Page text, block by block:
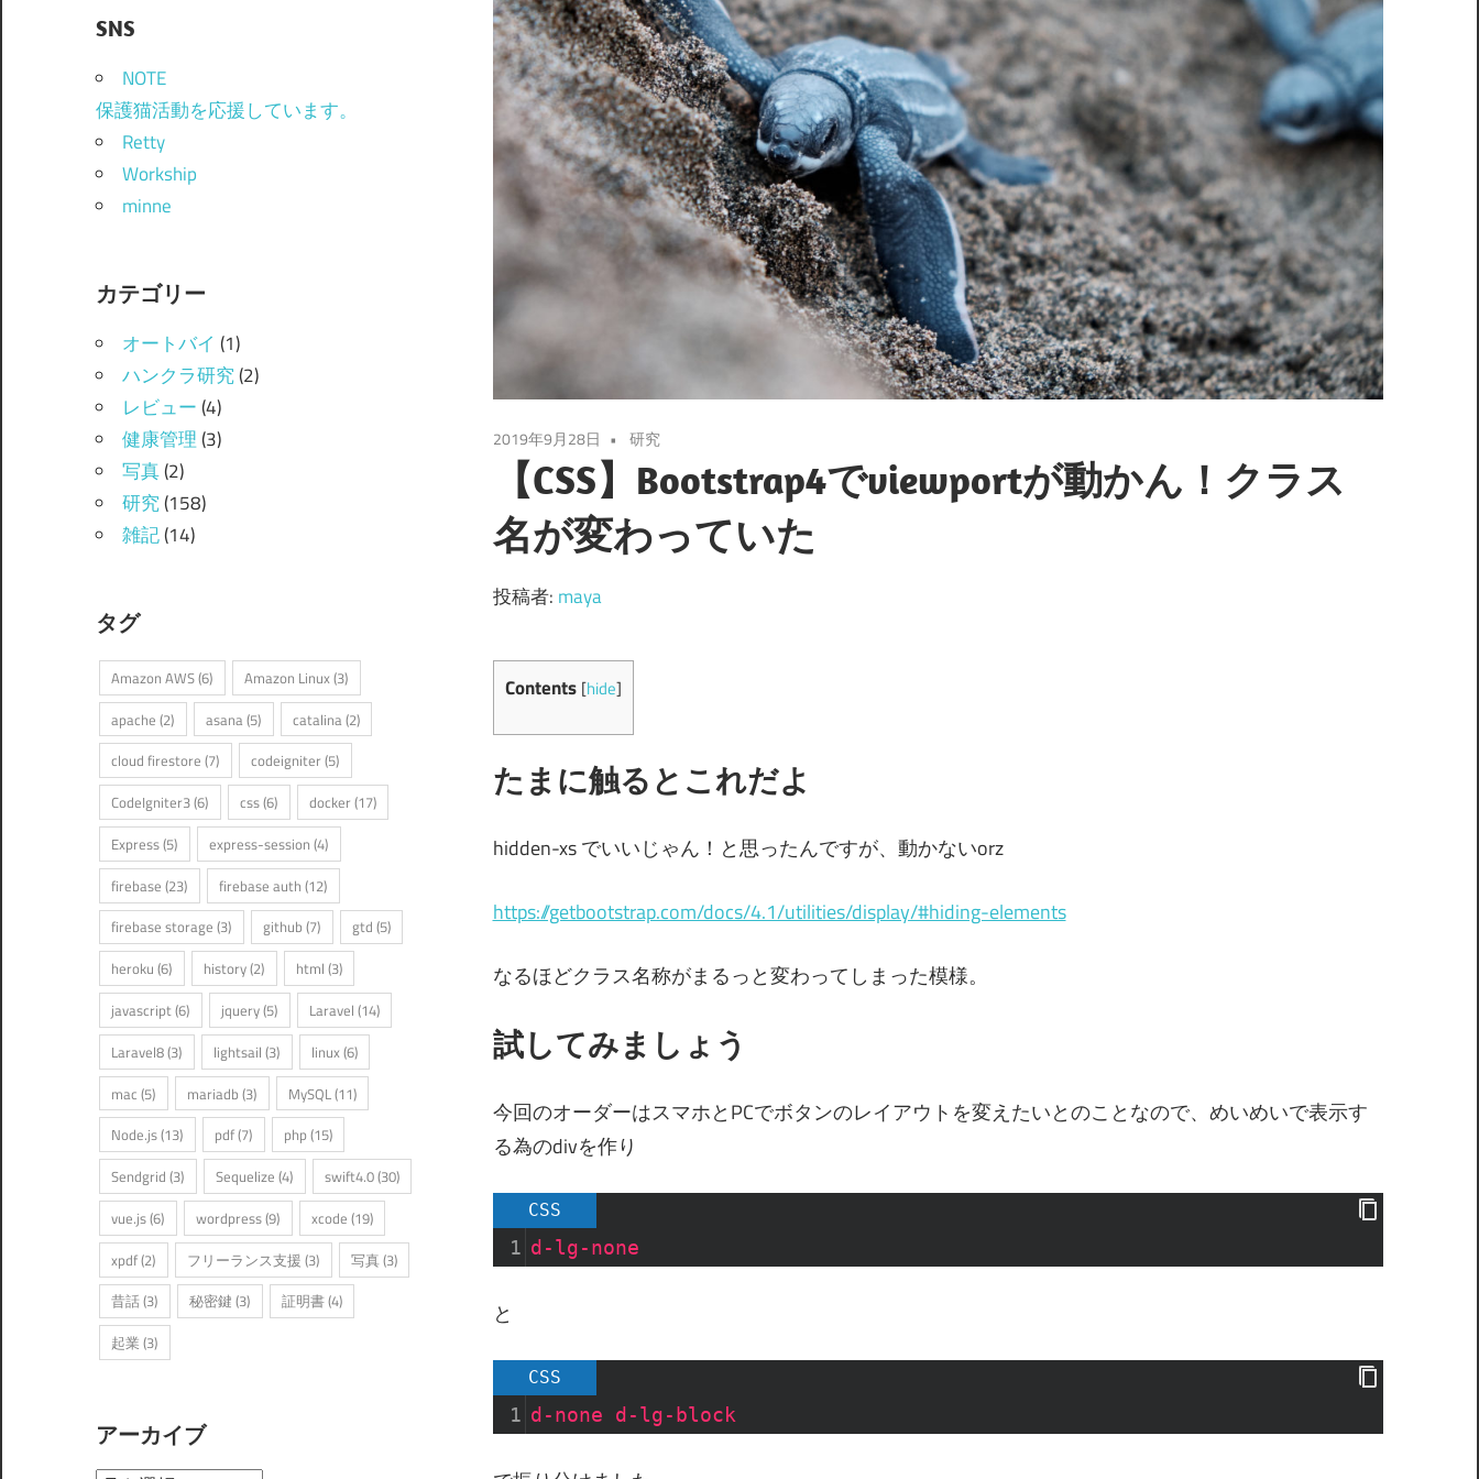
2019年9月28日 研究
【CSS】Bootstrap4でviewportが動かん！クラス
名が変わっていた
投稿者: maya
Contents [hide]
たまに触るとこれだよ
hidden-xs でいいじゃん！と思ったんですが、動かないorz
https://getbootstrap.com/docs/4.1/utilities/display/#hiding-elements
なるほどクラス名称がまるっと変わってしまった模様。
試してみましょう
今回のオーダーはスマホとPCでボタンのレイアウトを変えたいとのことなので、めいめいで表示す
る為のdivを作り
CSS
1 d-lg-none
と
CSS
1 d-none d-lg-block
SNS
NOTE
保護猫活動を応援しています。
Retty
Workship
minne
カテゴリー
オートバイ (1)
ハンクラ研究(2)
レビュー(4)
健康管理(3)
写真(2)
研究(158)
雑記(14)
タグ
Amazon AWS(6) Amazon Linux(3)
apache (2) asana (5) catalina (2)
cloud firestore (7) codeigniter (5)
CodeIgniter3(6) css(6) docker (17)
Express(5) express-session (4)
firebase (23) firebase auth (12)
firebase storage (3) github (7) gtd (5)
heroku (6) history(2) html (3)
javascript(6) jquery(5) Laravel (14)
Laravel8(3) lightsail (3) linux(6)
mac (5) mariadb (3) MySQL(11)
Node.js(13) pdf(7) php(15)
Sendgrid (3) Sequelize (4) swift4.0(30)
vue.js(6) wordpress(9) xcode (19)
xpdf(2) フリーランス支援 (3) 写真(3)
昔話(3) 秘密鍵 (3) 証明書(4)
起業 (3)
アーカイブ